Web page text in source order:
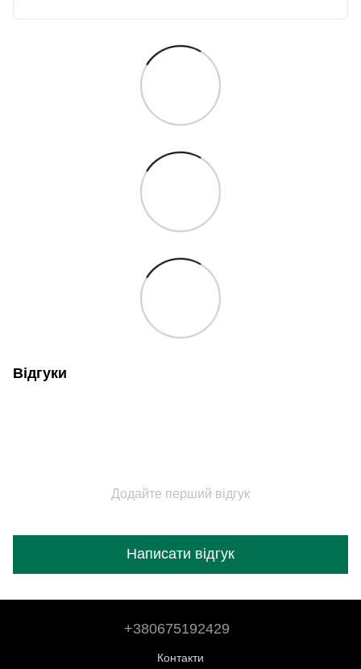
Відгуки
Додайте перший відгук
Написати відгук
+380675192429
Контакти